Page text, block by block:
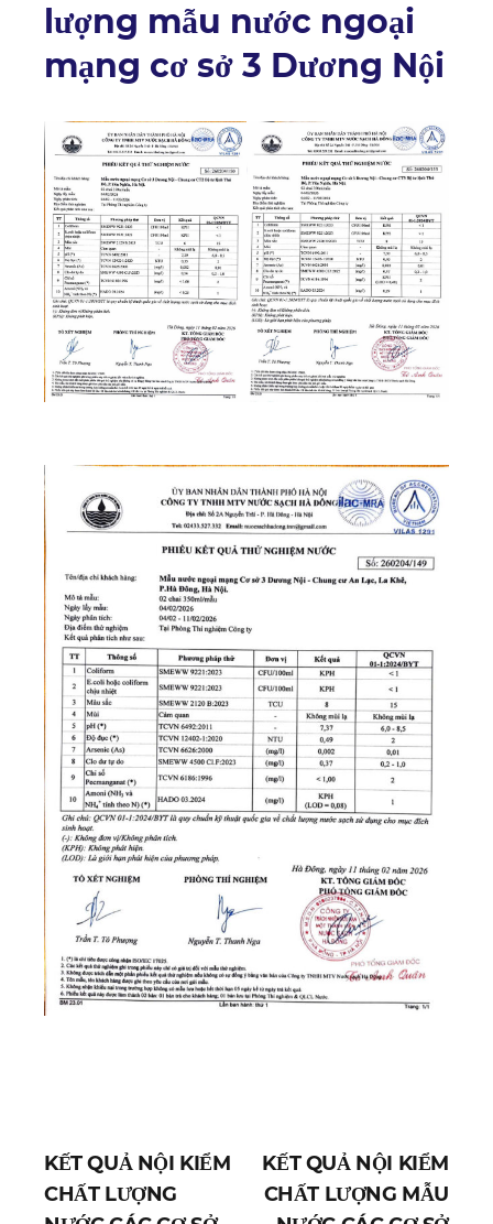
lượng mẫu nước ngoại
mạng cơ sở 3 Dương Nội
KẾT QUẢ NỘI KIỂM
CHẤT LƯỢNG
KẾT QUẢ NỘI KIỂM
CHẤT LƯỢNG MẪU